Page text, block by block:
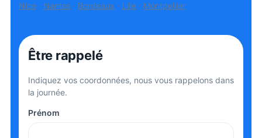
Nice · Nantes · Bordeaux · Lille · Montpellier
Être rappelé
Indiquez vos coordonnées, nous vous rappelons dans
la journée.
Prénom